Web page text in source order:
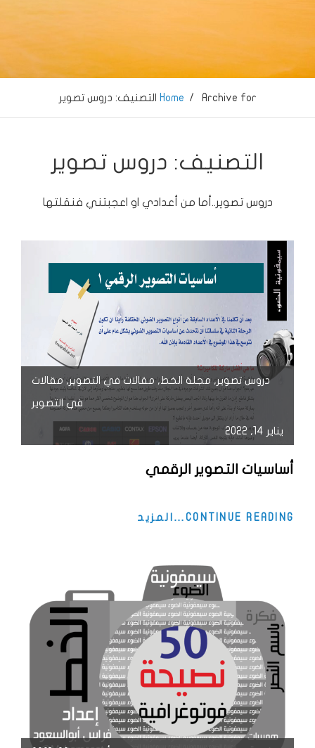
Home / Archive for التصنيف: دروس تصوير
التصنيف: دروس تصوير
دروس تصوير..أما من أعدادي او اعجبتني فنقلتها
دروس تصوير, مجلة الخط,مقالات في التصوير,مقالات
في التصوير
يناير 14, 2022
أساسيات التصوير الرقمي
CONTINUE READING…المزيد